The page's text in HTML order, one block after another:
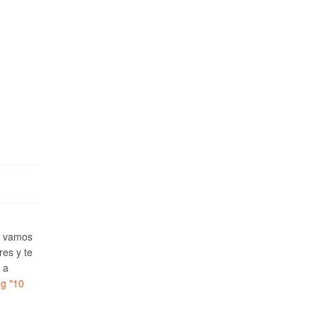
y te
a
"10